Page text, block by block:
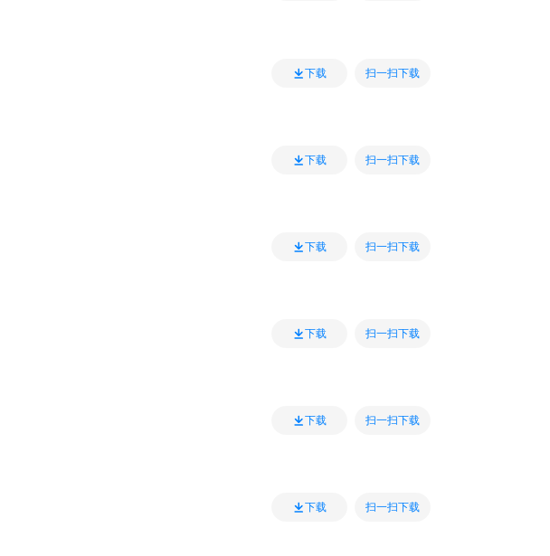
下载 扫一扫下载
下载 扫一扫下载
下载 扫一扫下载
下载 扫一扫下载
下载 扫一扫下载
下载 扫一扫下载